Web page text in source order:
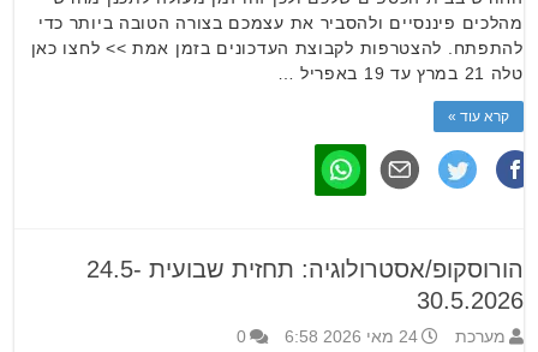
מהלכים פיננסיים ולהסביר את עצמכם בצורה הטובה ביותר כדי
להתפתח. להצטרפות לקבוצת העדכונים בזמן אמת >> לחצו כאן
טלה 21 במרץ עד 19 באפריל …
קרא עוד »
הורוסקופ/אסטרולוגיה: תחזית שבועית 24.5-
30.5.2026
מערכת 24 מאי 2026 6:58 0